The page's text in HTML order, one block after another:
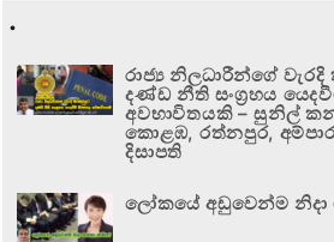
.
රාජ්‍ය නිලධාරීන්ගේ
දණ්ඩ නීති සංග්‍රහය
අවභාවිතයකි – සුනිල්
කොළඹ, රත්නපුර,
දිසාපති
ලෝකයේ අඩුවෙන්ම නිදා